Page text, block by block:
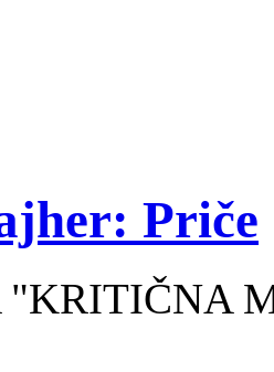
Priče
"KRITIČNA